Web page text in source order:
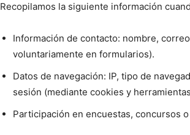
Recopilamos la siguiente información
Información de contacto: nombre,
voluntariamente en formularios).
Datos de navegación: IP, tipo de
sesión (mediante cookies y
Participación en encuestas, concursos